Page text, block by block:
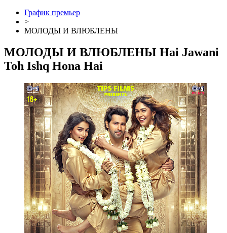
График премьер
>
МОЛОДЫ И ВЛЮБЛЕНЫ
МОЛОДЫ И ВЛЮБЛЕНЫ Hai Jawani
Toh Ishq Hona Hai